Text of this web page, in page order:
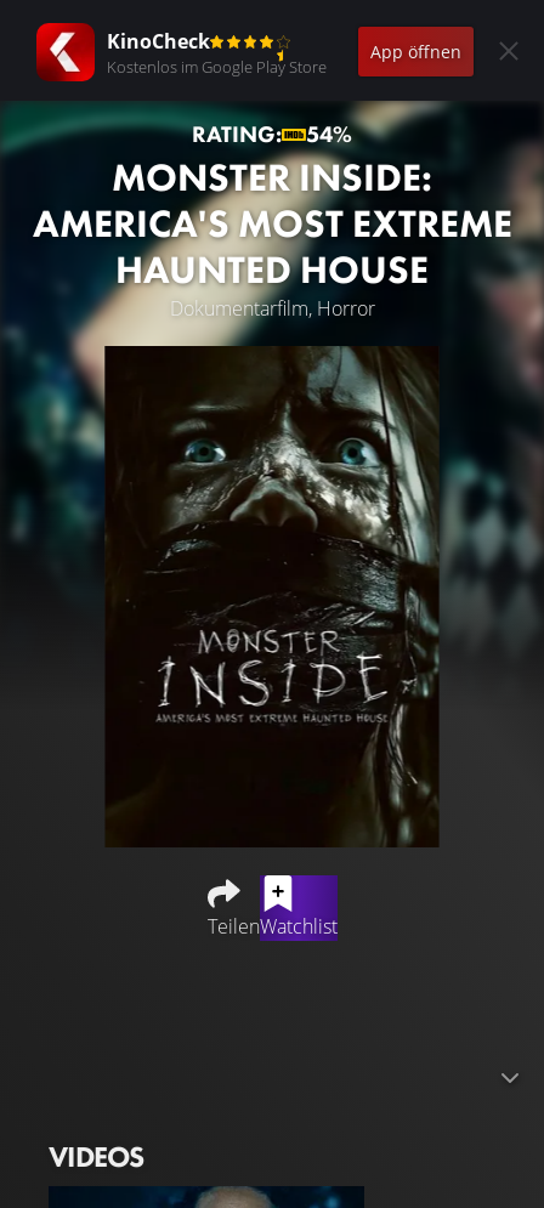
KinoCheck
Kostenlos im Google Play Store
App öffnen
RATING: 54%
MONSTER INSIDE:
AMERICA'S MOST EXTREME
HAUNTED HOUSE
Dokumentarfilm, Horror
TeilenWatchlist
hemmungslose Welt von McKamey Manor hineingezogen
VIDEOS